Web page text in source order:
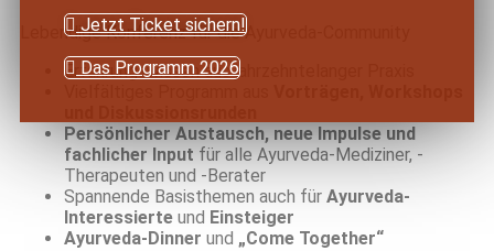
Jetzt Ticket sichern!
Das Programm 2026
Lebendige Konferenz für die Ayurveda-Community
Erfahrungswissen aus jahrzehntelanger Praxis
Persönlicher Austausch, neue Impulse und
fachlicher Input für alle Ayurveda-Mediziner, -
Therapeuten und -Berater
Spannende Basisthemen auch für Ayurveda-
Interessierte und Einsteiger
Ayurveda-Dinner und „Come Together“